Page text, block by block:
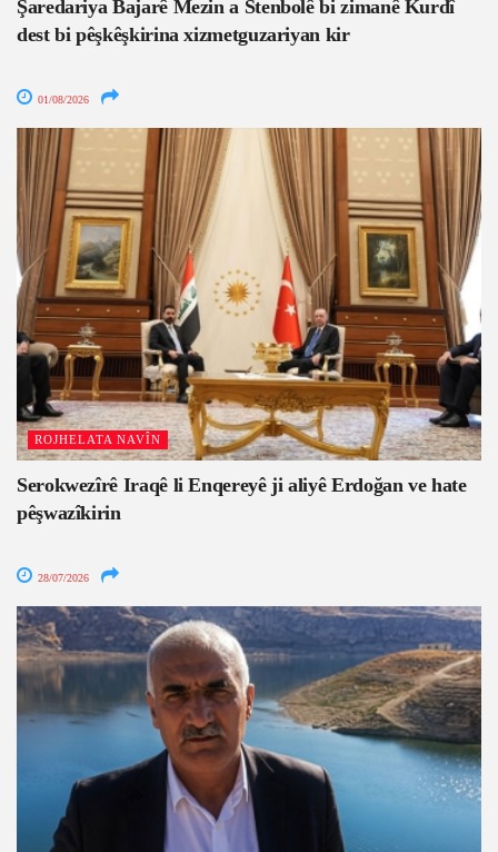
Şaredariya Bajarê Mezin a Stenbolê bi zimanê Kurdî
dest bi pêşkêşkirina xizmetguzariyan kir
01/08/2026
ROJHELATA NAVÎN
Serokwezîrê Iraqê li Enqereyê ji aliyê Erdoğan ve hate
pêşwazîkirin
28/07/2026